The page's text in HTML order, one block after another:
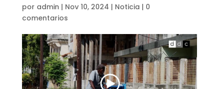
por admin | Nov 10, 2024 | Noticia | 0
comentarios